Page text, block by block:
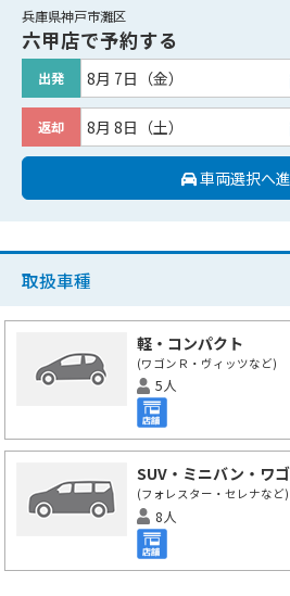
兵庫県神戸市灘区
六甲店で予約する
出発 8月 7日（金）
返却 8月 8日（土）
車両選択へ
取扱車種
軽・コンパクト
(ワゴンＲ・ヴィッツなど)
5人
SUV・ミニバン・ワ
(フォレスター・セレナなど)
8人